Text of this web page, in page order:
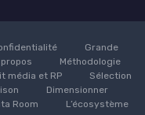
Grande
Méthodologie
média et RP
Sélection
Dimensionner
Room
L’écosystème